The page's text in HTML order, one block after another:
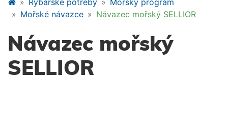
Rybářské potřeby
Mořský program
Mořské návazce
Návazec mořský SELLIOR
Návazec mořský
SELLIOR